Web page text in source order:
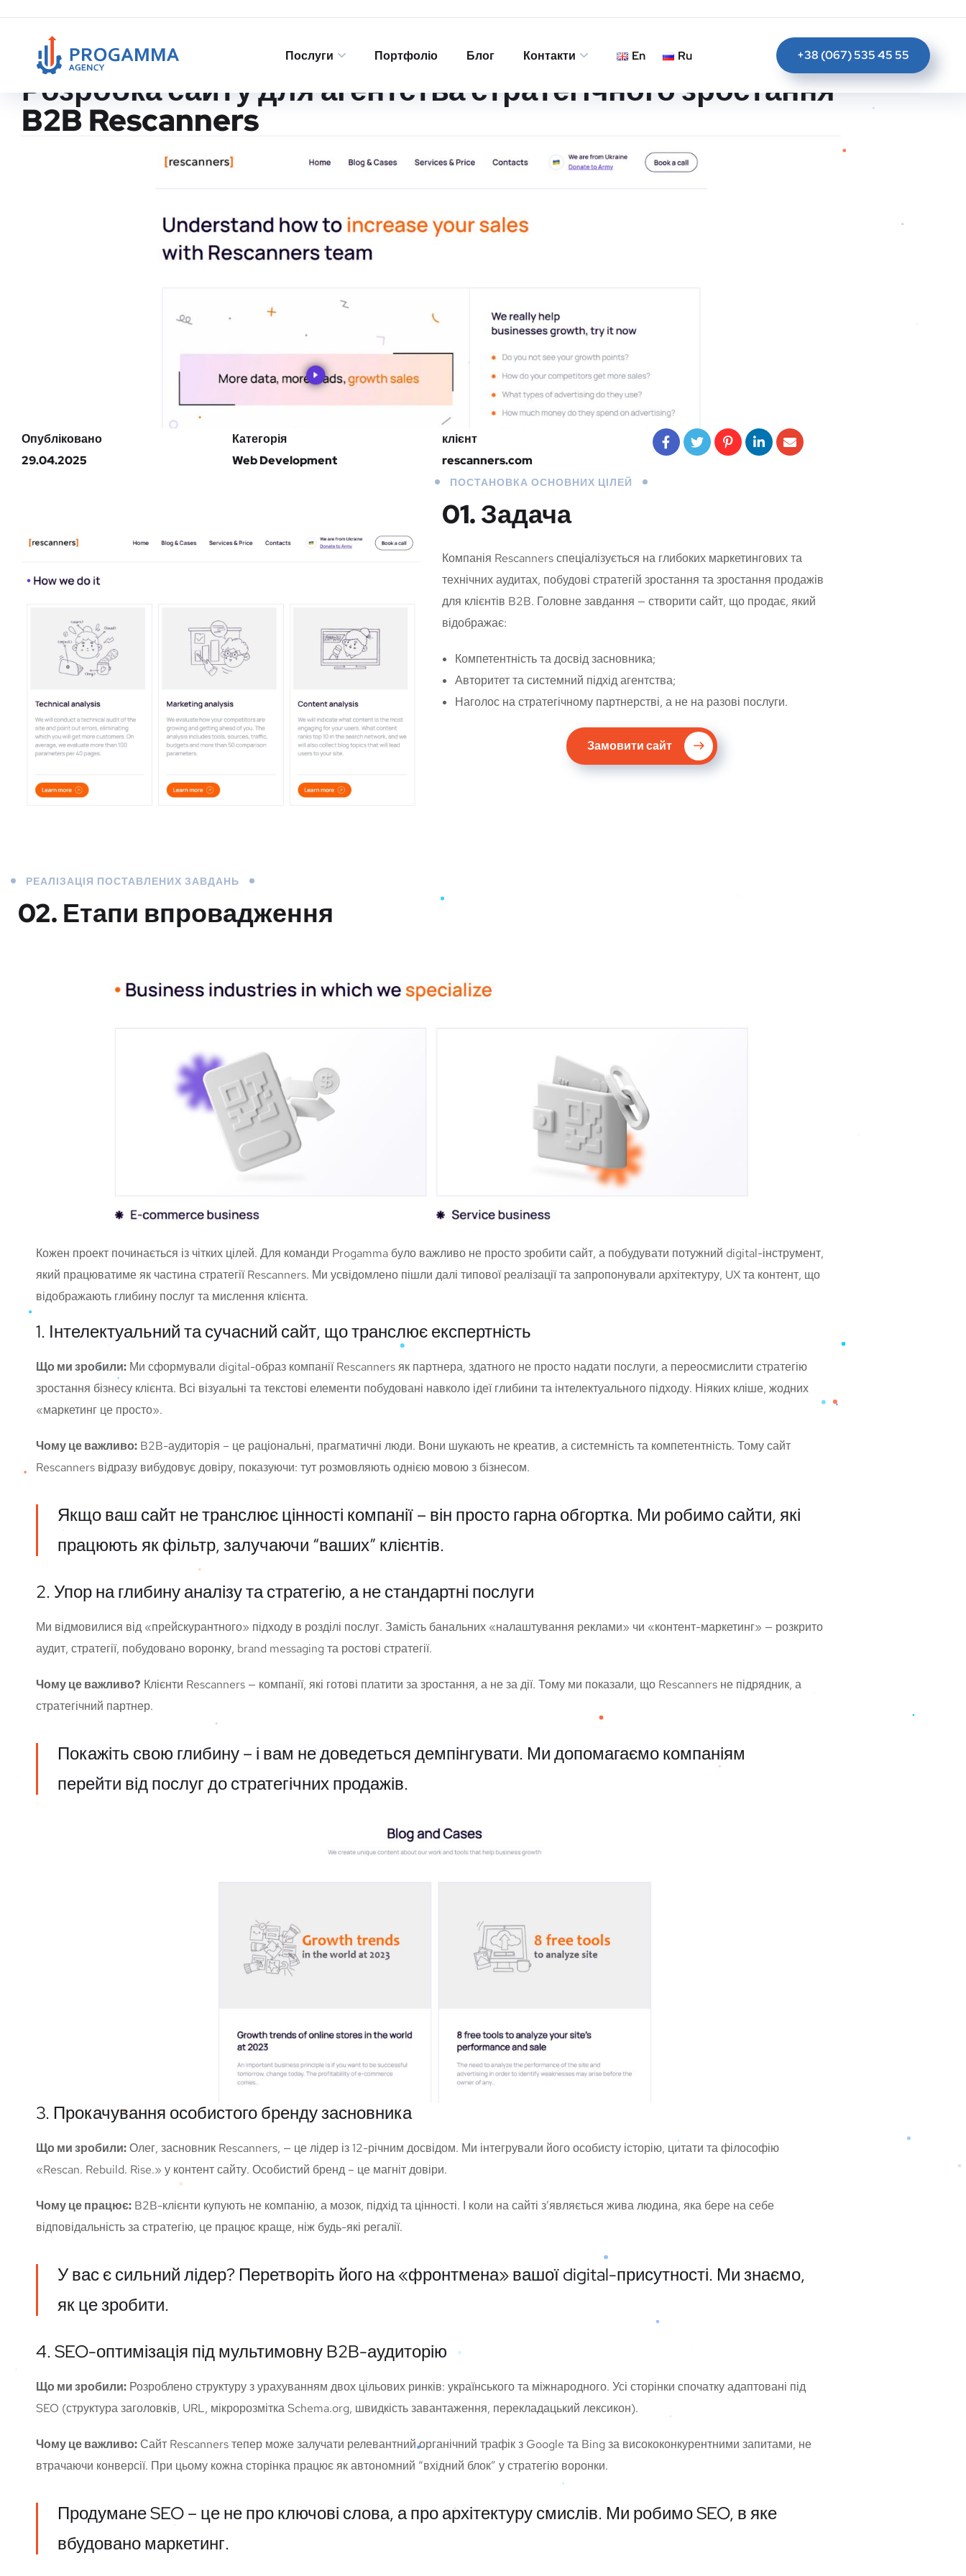
Послуги Портфоліо Блог Контакти En Ru +38 (067) 535 45 55
Розробка сайту для агентства стратегічного зростання
B2B Rescanners
Опубліковано
29.04.2025
Категорія
Web Development
клієнт
rescanners.com
ПОСТАНОВКА ОСНОВНИХ ЦІЛЕЙ
01. Задача
Компанія Rescanners спеціалізується на глибоких маркетингових та
технічних аудитах, побудові стратегій зростання та зростання продажів
для клієнтів B2B. Головне завдання — створити сайт, що продає, який
відображає:
Компетентність та досвід засновника;
Авторитет та системний підхід агентства;
Наголос на стратегічному партнерстві, а не на разові послуги.
Замовити сайт
РЕАЛІЗАЦІЯ ПОСТАВЛЕНИХ ЗАВДАНЬ
02. Етапи впровадження
Кожен проект починається із чітких цілей. Для команди Progamma було важливо не просто зробити сайт, а побудувати потужний digital-інструмент,
який працюватиме як частина стратегії Rescanners. Ми усвідомлено пішли далі типової реалізації та запропонували архітектуру, UX та контент, що
відображають глибину послуг та мислення клієнта.
1. Інтелектуальний та сучасний сайт, що транслює експертність
Що ми зробили: Ми сформували digital-образ компанії Rescanners як партнера, здатного не просто надати послуги, а переосмислити стратегію
зростання бізнесу клієнта. Всі візуальні та текстові елементи побудовані навколо ідеї глибини та інтелектуального підходу. Ніяких кліше, жодних
«маркетинг це просто».
Чому це важливо: B2B-аудиторія – це раціональні, прагматичні люди. Вони шукають не креатив, а системність та компетентність. Тому сайт
Rescanners відразу вибудовує довіру, показуючи: тут розмовляють однією мовою з бізнесом.
Якщо ваш сайт не транслює цінності компанії – він просто гарна обгортка. Ми робимо сайти, які
працюють як фільтр, залучаючи “ваших” клієнтів.
2. Упор на глибину аналізу та стратегію, а не стандартні послуги
Ми відмовилися від «прейскурантного» підходу в розділі послуг. Замість банальних «налаштування реклами» чи «контент-маркетинг» — розкрито
аудит, стратегії, побудовано воронку, brand messaging та ростові стратегії.
Чому це важливо? Клієнти Rescanners — компанії, які готові платити за зростання, а не за дії. Тому ми показали, що Rescanners не підрядник, а
стратегічний партнер.
Покажіть свою глибину – і вам не доведеться демпінгувати. Ми допомагаємо компаніям
перейти від послуг до стратегічних продажів.
3. Прокачування особистого бренду засновника
Що ми зробили:Олег, засновник Rescanners, — це лідер із 12-річним досвідом. Ми інтегрували його особисту історію, цитати та філософію
«Rescan. Rebuild. Rise.» у контент сайту. Особистий бренд – це магніт довіри.
Чому це працює: B2B-клієнти купують не компанію, а мозок, підхід та цінності. І коли на сайті з’являється жива людина, яка бере на себе
відповідальність за стратегію, це працює краще, ніж будь-які регалії.
У вас є сильний лідер? Перетворіть його на «фронтмена» вашої digital-присутності. Ми знаємо,
як це зробити.
4. SEO-оптимізація під мультимовну B2B-аудиторію
Що ми зробили: Розроблено структуру з урахуванням двох цільових ринків: українського та міжнародного. Усі сторінки спочатку адаптовані під
SEO (структура заголовків, URL, мікророзмітка Schema.org, швидкість завантаження, перекладацький лексикон).
Чому це важливо:Сайт Rescanners тепер може залучати релевантний органічний трафік з Google та Bing за висококонкурентними запитами, не
втрачаючи конверсії. При цьому кожна сторінка працює як автономний “вхідний блок” у стратегію воронки.
Продумане SEO – це не про ключові слова, а про архітектуру смислів. Ми робимо SEO, в яке
вбудовано маркетинг.